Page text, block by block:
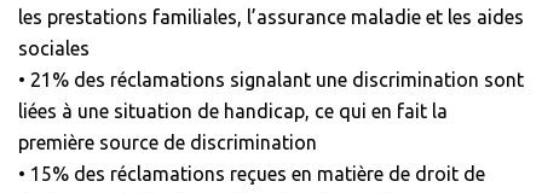
les prestations familiales, l’assurance maladie et les aides
sociales
• 21% des réclamations signalant une discrimination sont
liées à une situation de handicap, ce qui en fait la
première source de discrimination
• 15% des réclamations reçues en matière de droit de